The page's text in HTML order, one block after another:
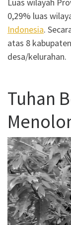
Luas wilayah
0,29% luas
Indonesia.
atas 8
desa/kelurahan.
Tuhan